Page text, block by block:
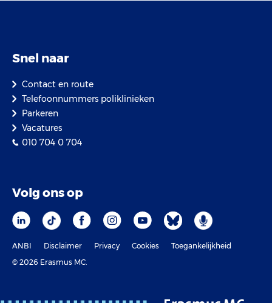
Snel naar
Contact en route
Telefoonnummers poliklinieken
Parkeren
Vacatures
010 704 0 704
Volg ons op
ANBI Disclaimer Privacy Cookies
Toegankelijkheid
© 2026 Erasmus MC.